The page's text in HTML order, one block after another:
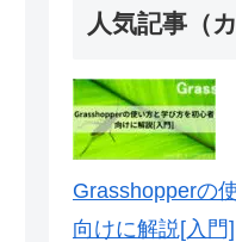
人気記事（
Grasshopperの
向けに解説[入門]